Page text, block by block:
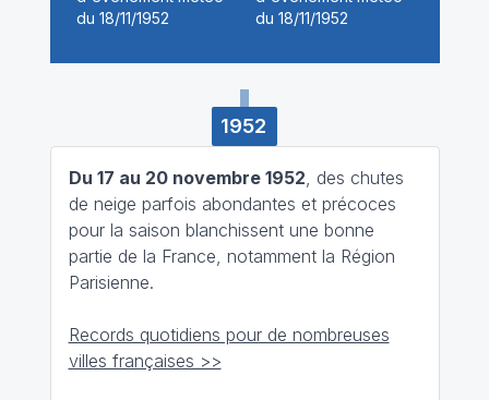
1952
Du 17 au 20 novembre 1952 , des chutes
de neige parfois abondantes et précoces
pour la saison blanchissent une bonne
partie de la France, notamment la Région
Parisienne.
Records quotidiens pour de nombreuses
villes françaises >>